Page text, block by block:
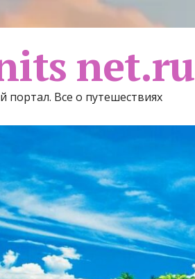
net.ru
портал. Все о путешествиях